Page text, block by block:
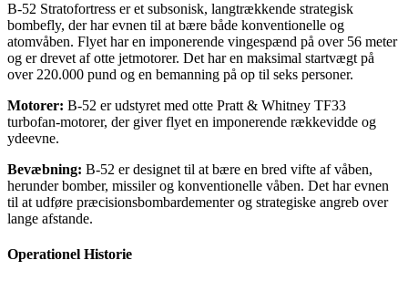
B-52 Stratofortress er et subsonisk, langtrækkende strategisk
bombefly, der har evnen til at bære både konventionelle og
atomvåben. Flyet har en imponerende vingespænd på over 56 meter
og er drevet af otte jetmotorer. Det har en maksimal startvægt på
over 220.000 pund og en bemanning på op til seks personer.
Motorer: B-52 er udstyret med otte Pratt & Whitney TF33
turbofan-motorer, der giver flyet en imponerende rækkevidde og
ydeevne.
Bevæbning: B-52 er designet til at bære en bred vifte af våben,
herunder bomber, missiler og konventionelle våben. Det har evnen
til at udføre præcisionsbombardementer og strategiske angreb over
lange afstande.
Operationel Historie